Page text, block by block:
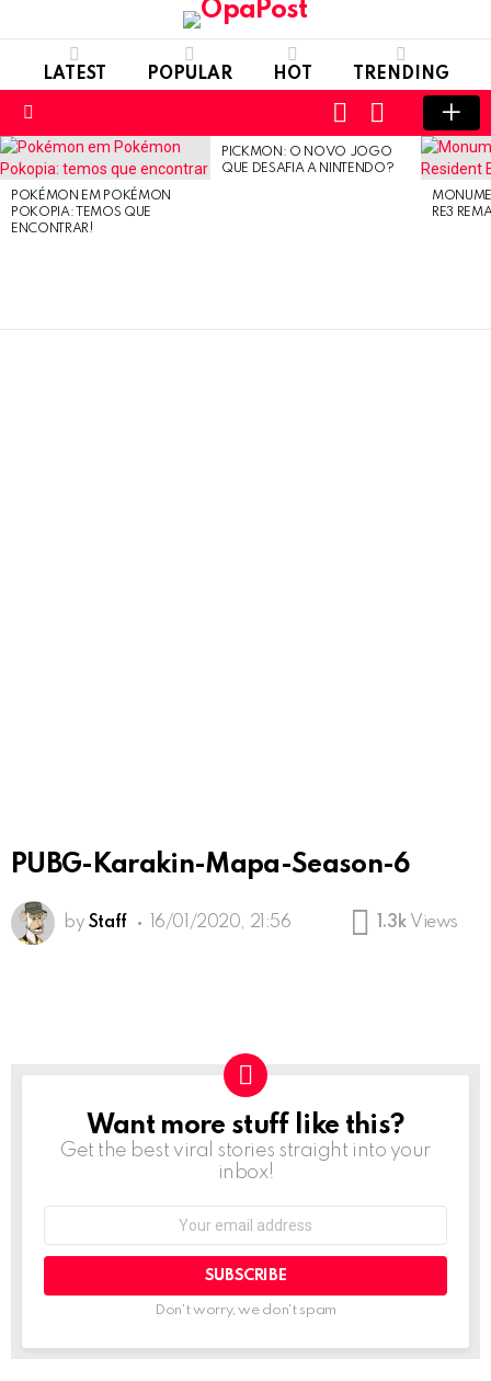
LATEST POPULAR HOT TRENDING
SWITCH
SKIN
LOGIN
LATEST
STORIES
POKÉMON EM POKÉMON
POKOPIA: TEMOS QUE
ENCONTRAR!
PICKMON: O NOVO JOGO
QUE DESAFIA A NINTENDO?
RE3
PUBG-Karakin-Mapa-Season-6
by Staff 16/01/2020, 21:56 1.3k Views
NEWSLETTER
Want more stuff like this?
Get the best viral stories straight into your
inbox!
Don't worry, we don't spam